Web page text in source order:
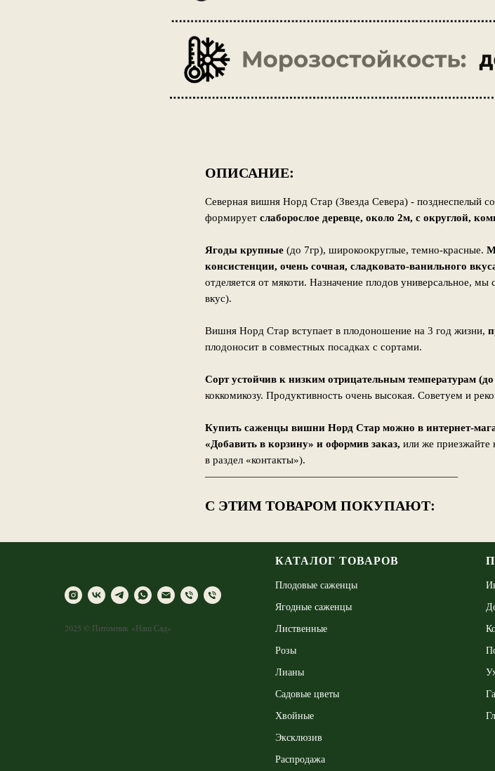
ОПИСАНИЕ:
Северная вишня Норд Стар (Звезда Севера) - позднеспелый
формирует слаборослое деревце, около 2м, с округлой,
Ягоды крупные (до 7гр), широкоокруглые, темно-красные.
консистенции, очень сочная, сладковато-ванильного
отделяется от мякоти. Назначение плодов универсальное,
вкус).
Вишня Норд Стар вступает в плодоношение на 3 год жизни,
плодоносит в совместных посадках с сортами.
Сорт устойчив к низким отрицательным температурам
коккомикозу. Продуктивность очень высокая. Советуем и
Купить саженцы вишни Норд Стар можно в интернет-
«Добавить в корзину» и оформив заказ, или же
в раздел «контакты»).
————————————————————————
С ЭТИМ ТОВАРОМ ПОКУПАЮТ:
2025 © Питомник «Наш Сад»
КАТАЛОГ ТОВАРОВ
Плодовые саженцы
Ягодные саженцы
Лиственные
Розы
Лианы
Садовые цветы
Хвойные
Эксклюзив
Распродажа